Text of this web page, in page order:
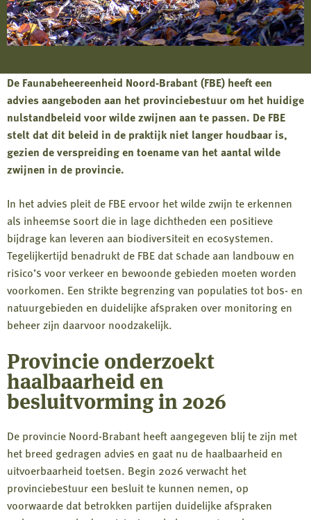
De Faunabeheereenheid Noord-Brabant (FBE) heeft een
advies aangeboden aan het provinciebestuur om het huidige
nulstandbeleid voor wilde zwijnen aan te passen. De FBE
stelt dat dit beleid in de praktijk niet langer houdbaar is,
gezien de verspreiding en toename van het aantal wilde
zwijnen in de provincie.
In het advies pleit de FBE ervoor het wilde zwijn te erkennen
als inheemse soort die in lage dichtheden een positieve
bijdrage kan leveren aan biodiversiteit en ecosystemen.
Tegelijkertijd benadrukt de FBE dat schade aan landbouw en
risico’s voor verkeer en bewoonde gebieden moeten worden
voorkomen. Een strikte begrenzing van populaties tot bos- en
natuurgebieden en duidelijke afspraken over monitoring en
beheer zijn daarvoor noodzakelijk.
Provincie onderzoekt
haalbaarheid en
besluitvorming in 2026
De provincie Noord-Brabant heeft aangegeven blij te zijn met
het breed gedragen advies en gaat nu de haalbaarheid en
uitvoerbaarheid toetsen. Begin 2026 verwacht het
provinciebestuur een besluit te kunnen nemen, op
voorwaarde dat betrokken partijen duidelijke afspraken